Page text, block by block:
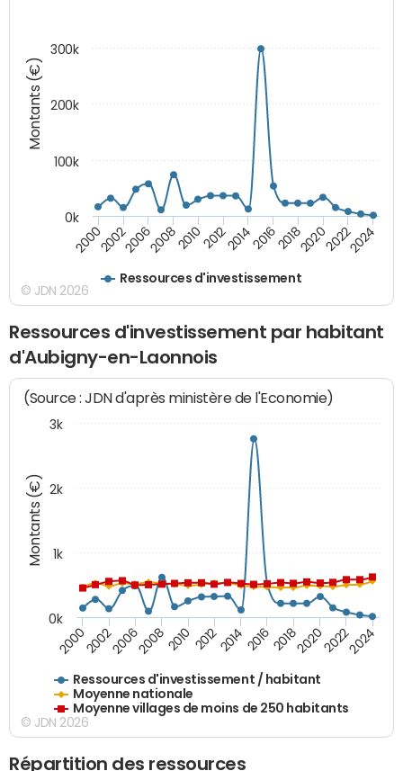
Montants (€)
Ressources d'investissement
200020022006200820102012201420162018202020222024
0k
100k
200k
300k
© JDN 2026
Ressources d'investissement par habitant
d'Aubigny-en-Laonnois
Montants (€)
(Source : JDN d'après ministère de l'Economie)
Ressources d'investissement / habitant
Moyenne nationale
Moyenne villages de moins de 250 habitants
20002002200620082010 2012201420162018202020222024
0k
1k
2k
3k
© JDN 2026
Répartition des ressources